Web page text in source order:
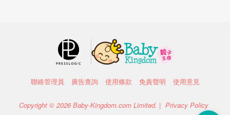
聯絡管理員 廣告查詢 使用條款 免責聲明 使用意見
Copyright © 2026 Baby-Kingdom.com Limited. | Privacy Policy